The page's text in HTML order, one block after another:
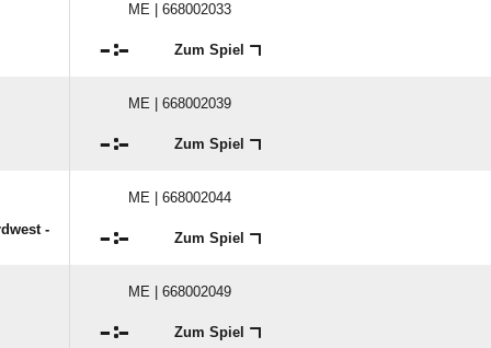
ME | 668002033
: Zum Spiel
ME | 668002039
: Zum Spiel
ME | 668002044
-
: Zum Spiel
ME | 668002049
: Zum Spiel